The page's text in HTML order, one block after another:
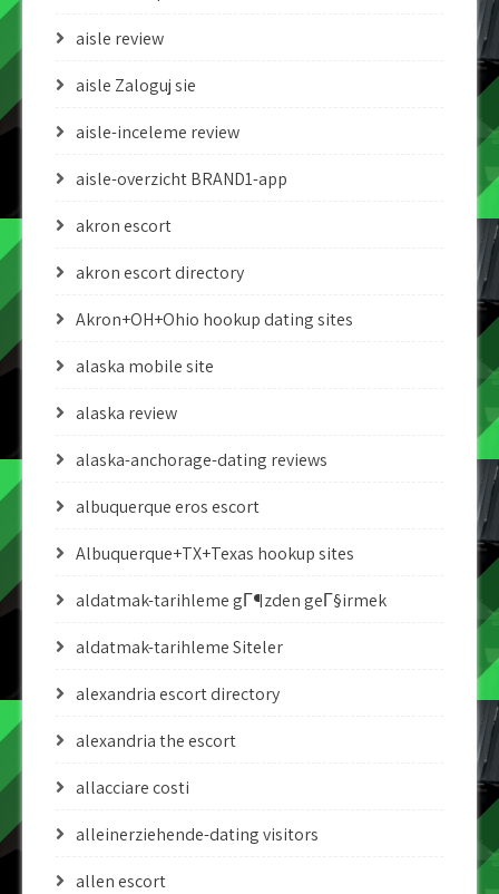
aisle review
aisle Zaloguj sie
aisle-inceleme review
aisle-overzicht BRAND1-app
akron escort
akron escort directory
Akron+OH+Ohio hookup dating sites
alaska mobile site
alaska review
alaska-anchorage-dating reviews
albuquerque eros escort
Albuquerque+TX+Texas hookup sites
aldatmak-tarihleme gГ¶zden geГ§irmek
aldatmak-tarihleme Siteler
alexandria escort directory
alexandria the escort
allacciare costi
alleinerziehende-dating visitors
allen escort